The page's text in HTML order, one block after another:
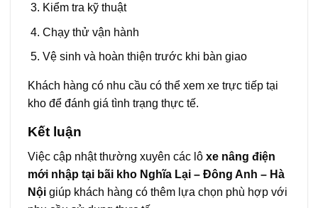
Kiểm tra kỹ thuật
Chạy thử vận hành
Vệ sinh và hoàn thiện trước khi bàn giao
Khách hàng có nhu cầu có thể xem xe trực tiếp tại
kho để đánh giá tình trạng thực tế.
Kết luận
Việc cập nhật thường xuyên các lô xe nâng điện
mới nhập tại bãi kho Nghĩa Lại – Đông Anh – Hà
Nội giúp khách hàng có thêm lựa chọn phù hợp với